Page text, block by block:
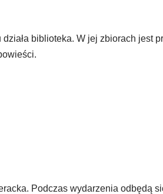
biblioteka. W jej zbiorach jest
Podczas wydarzenia odbędą